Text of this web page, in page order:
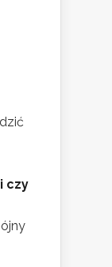
czy